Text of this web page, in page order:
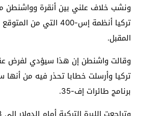
ونشب خلاف علني بين أنقرة وواشنطن
تركيا أنظمة إس-400
المقبل.
وقالت واشنطن إن هذا سيؤدي لفرض
تركيا وأرسلت خطابا تحذر فيه من أنها
برنامج طائرات إف-35.